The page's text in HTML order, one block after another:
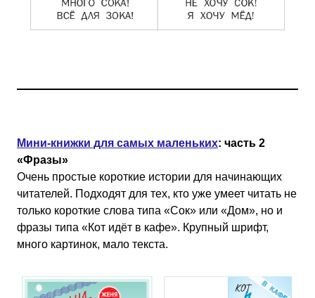
Мини-книжки для самых маленьких: часть 2
«Фразы»
Очень простые короткие истории для начинающих
читателей. Подходят для тех, кто уже умеет читать не
только короткие слова типа «Сок» или «Дом», но и
фразы типа «Кот идёт в кафе». Крупный шрифт,
много картинок, мало текста.